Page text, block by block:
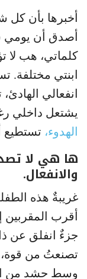
أخبرها بأن كل
أصدق أن يومي
كلماتي، هب لا
ابنتي مختلفة.
انفعالي
يشتعل داخلي
الهدوء،
ها هي لا
والانفعال.
غريبةٌ هذه
أقرب المقربين
جزءٌ انفلق عن
تصنعتُ من قوة،
وسط حشد من